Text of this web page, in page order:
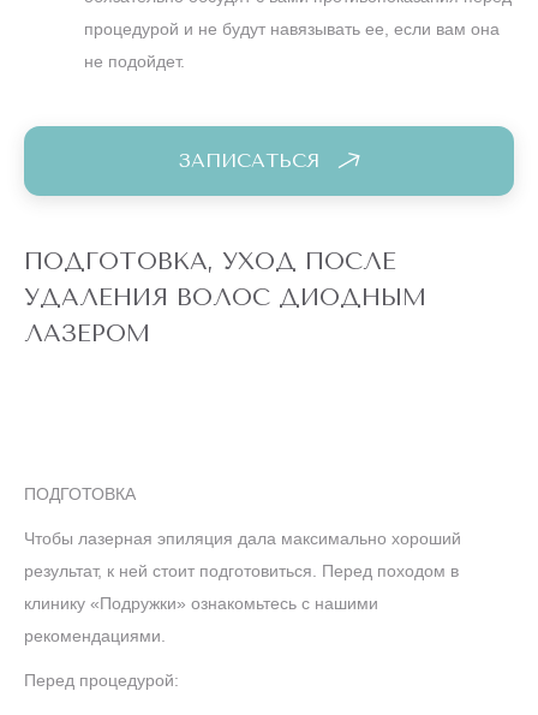
процедурой и не будут навязывать ее, если вам она
не подойдет.
ЗАПИСАТЬСЯ
ПОДГОТОВКА, УХОД ПОСЛЕ
УДАЛЕНИЯ ВОЛОС ДИОДНЫМ
ЛАЗЕРОМ
ПОДГОТОВКА
Чтобы лазерная эпиляция дала максимально хороший
результат, к ней стоит подготовиться. Перед походом в
клинику «Подружки» ознакомьтесь с нашими
рекомендациями.
Перед процедурой: